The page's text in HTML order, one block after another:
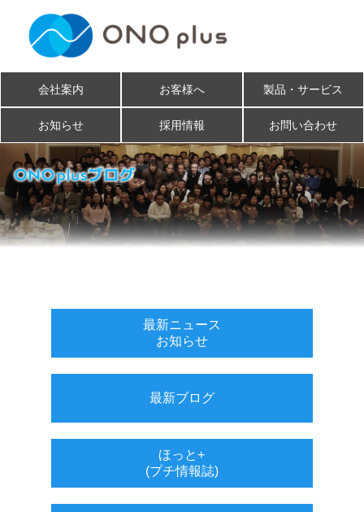
会社案内 お客様へ 製品・サービス
お知らせ 採用情報 お問い合わせ
最新ニュース
お知らせ
最新ブログ
ほっと+
(プチ情報誌)